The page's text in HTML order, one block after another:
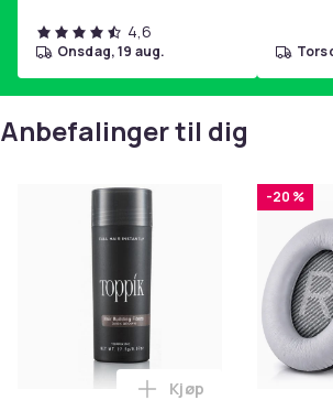
4,6
onsdag, 19 aug.
Anbefalinger til dig
Legg Toppik - 27,5g
Kjøp
-20 %